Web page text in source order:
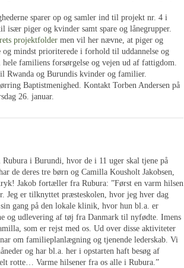
sparer op og samler ind til projekt nr. 4 i
især piger og kvinder samt spare og lånegrupper.
projektfolder men vil her nævne, at piger og
og mindst prioriterede i forhold til uddannelse og
familiens forsørgelse og vejen ud af fattigdom.
Rwanda og Burundis kvinder og familier.
Baptistmenighed. Kontakt Torben Andersen på
26. januar.
i Burundi, hvor de i 11 uger skal tjene på
de deres tre børn og Camilla Kousholt Jakobsen,
Jakob fortæller fra Rubura: ”Først en varm hilsen
Jeg er tilknyttet præsteskolen, hvor jeg hver dag
gang på den lokale klinik, hvor hun bl.a. er
og udlevering af tøj fra Danmark til nyfødte. Imens
som er rejst med os. Ud over disse aktiviteter
om familieplanlægning og tjenende lederskab. Vi
og har bl.a. her i opstarten haft besøg af
rotte… Varme hilsener fra os alle i Rubura.”